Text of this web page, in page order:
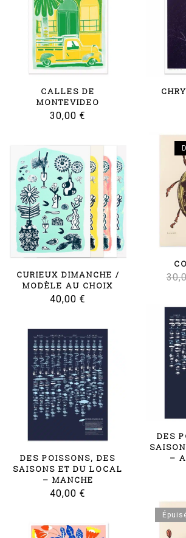
CALLES DE
MONTEVIDEO
30,00 €
CURIEUX DIMANCHE /
MODÈLE AU CHOIX
40,00 €
DES
–
DES POISSONS, DES
SAISONS ET DU LOCAL
– MANCHE
40,00 €